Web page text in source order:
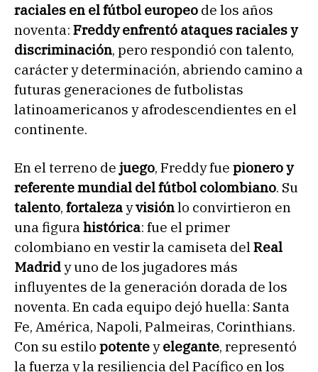
raciales en el fútbol europeo de los años
noventa: Freddy enfrentó ataques raciales y
discriminación, pero respondió con talento,
carácter y determinación, abriendo camino a
futuras generaciones de futbolistas
latinoamericanos y afrodescendientes en el
continente.
En el terreno de juego, Freddy fue pionero y
referente mundial del fútbol colombiano. Su
talento, fortalezayvisiónlo convirtieron en
una figura histórica: fue el primer
colombiano en vestir la camiseta del Real
Madridy uno de los jugadores más
influyentes de la generación dorada de los
noventa. En cada equipo dejó huella: Santa
Fe, América, Napoli, Palmeiras, Corinthians.
Con su estilo potenteyelegante, representó
la fuerza y la resiliencia del Pacífico en los